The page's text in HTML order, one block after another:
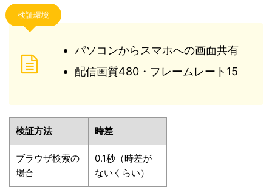
検証環境
パソコンからスマホへの画面共有
配信画質480・フレームレート15
検証方法 時差
ブラウザ検索の
場合
0.1秒（時差が
ないくらい）